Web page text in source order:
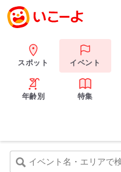
スポット イベント
年齢別 特集